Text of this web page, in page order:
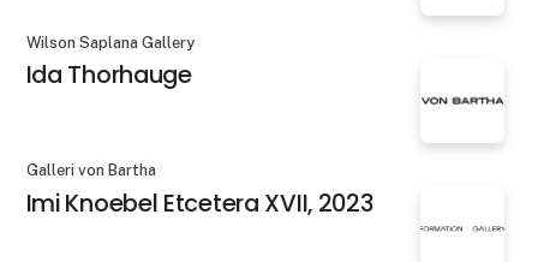
Wilson Saplana Gallery
Ida Thorhauge
Galleri von Bartha
Imi Knoebel Etcetera XVII, 2023